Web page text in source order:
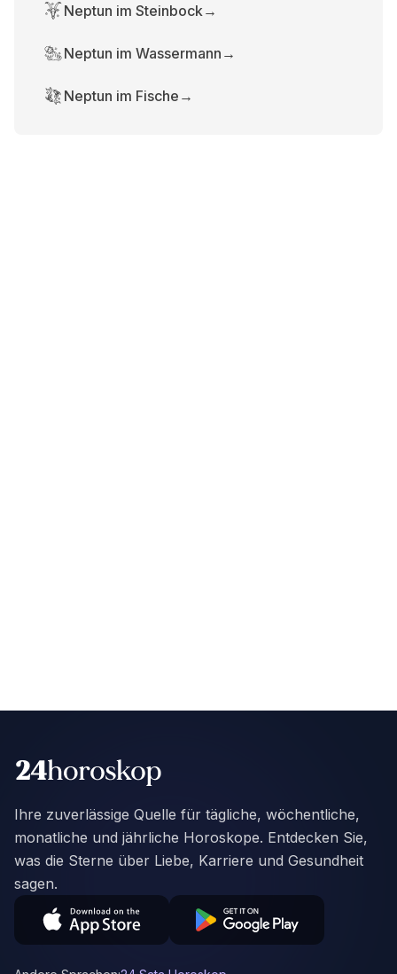
Neptun im Steinbock→
Neptun im Wassermann →
Neptun im Fische →
Ihre zuverlässige Quelle für tägliche, wöchentliche,
monatliche und jährliche Horoskope. Entdecken Sie,
was die Sterne über Liebe, Karriere und Gesundheit
sagen.